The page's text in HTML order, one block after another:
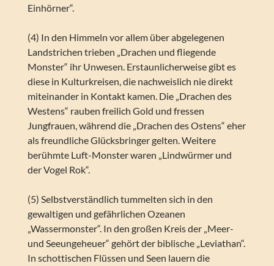
Einhörner“.
(4) In den Himmeln vor allem über abgelegenen
Landstrichen trieben „Drachen und fliegende
Monster“ ihr Unwesen. Erstaunlicherweise gibt es
diese in Kulturkreisen, die nachweislich nie direkt
miteinander in Kontakt kamen. Die „Drachen des
Westens“ rauben freilich Gold und fressen
Jungfrauen, während die „Drachen des Ostens“ eher
als freundliche Glücksbringer gelten. Weitere
berühmte Luft-Monster waren „Lindwürmer und
der Vogel Rok“.
(5) Selbstverständlich tummelten sich in den
gewaltigen und gefährlichen Ozeanen
„Wassermonster“. In den großen Kreis der „Meer-
und Seeungeheuer“ gehört der biblische „Leviathan“.
In schottischen Flüssen und Seen lauern die